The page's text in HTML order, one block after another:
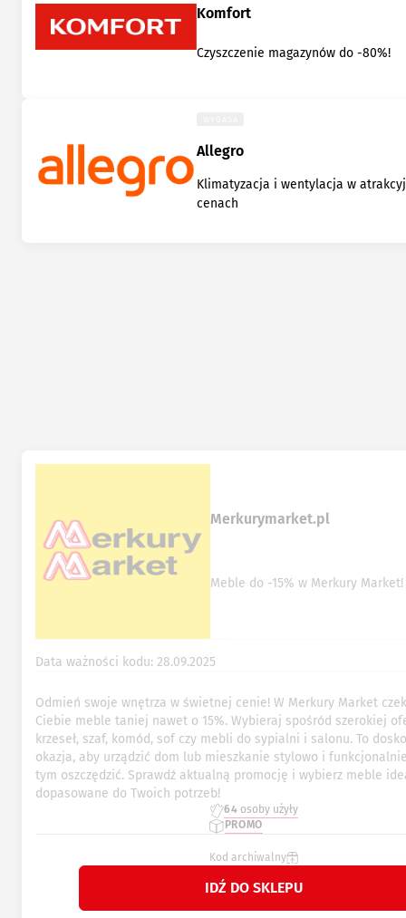
Komfort
Czyszczenie magazynów do -80%!
Allegro
Klimatyzacja i wentylacja w
cenach
Merkurymarket.pl
Meble do -15% w Merkury Market!
Data ważności kodu: 28.09.2025
64 osoby użyły
PROMO
Kod archiwalny
IDŹ DO SKLEPU
Odmień swoje wnętrza w świetnej cenie! W Merkury Market
Ciebie meble taniej nawet o 15%. Wybieraj spośród szerokiej
krzeseł, szaf, komód, sof czy mebli do sypialni i salonu. To
okazja, aby urządzić dom lub mieszkanie stylowo i
tym oszczędzić. Sprawdź aktualną promocję i wybierz meble
dopasowane do Twoich potrzeb!